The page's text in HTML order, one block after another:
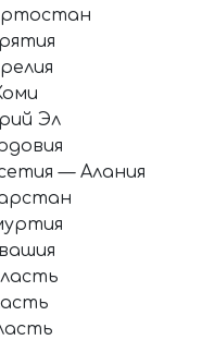
Эл
— Алания